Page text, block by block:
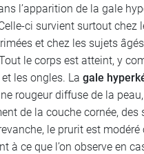
l’apparition de la gale
ci survient surtout chez
et chez les sujets
le corps est atteint, y
les ongles. La gale
rougeur diffuse de la
de la couche cornée, des
le prurit est modéré
à ce que l’on observe en